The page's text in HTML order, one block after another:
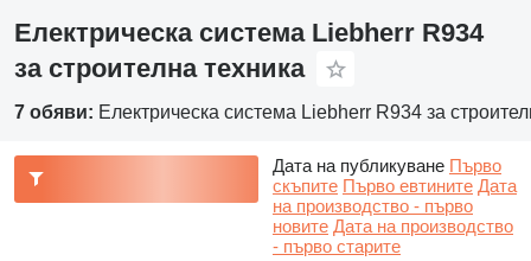
Електрическа система Liebherr R934
за строителна техника
7 обяви: Електрическа система Liebherr R934 за
Дата на публикуване Първо
скъпите Първо евтините Дата
на производство - първо
новите Дата на производство
- първо старите